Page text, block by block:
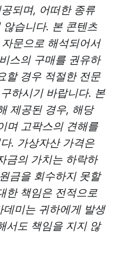
되며, 어떠한 종류
습니다. 본 콘텐츠
문으로 해석되어서
스의 구매를 권유하
할 경우 적절한 전문
하시기 바랍니다. 본
제공된 경우, 해당
며 고팍스의 견해를
. 가상자산 가격은
금의 가치는 하락하
금을 회수하지 못할
한 책임은 전적으로
미는 귀하에게 발생
서도 책임을 지지 않